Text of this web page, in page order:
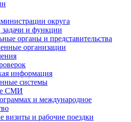
округа
и функции
органы и представительства
организации
информация
системы
СМИ
и международное
визиты и рабочие поездки